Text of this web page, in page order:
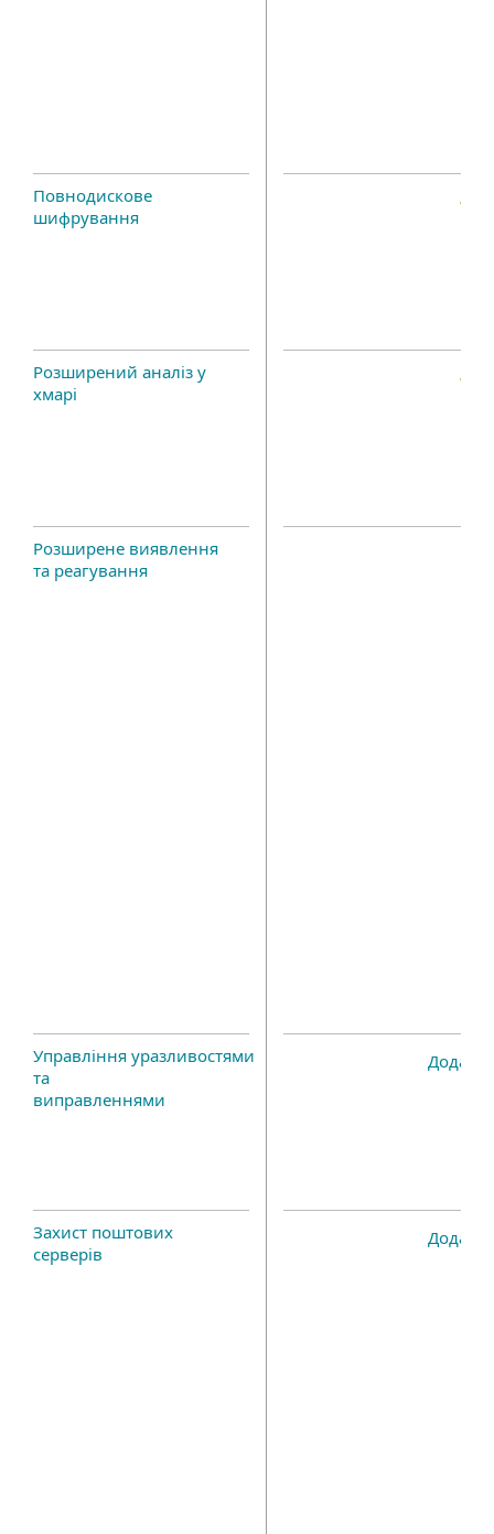
Повнодискове
шифрування
Розширений аналіз у
хмарі
Розширене виявлення
та реагування
Управління уразливостями
та
виправленнями
Захист поштових
серверів